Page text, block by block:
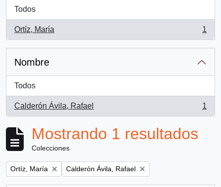
Todos
Ortíz, María
, 1 resultados
1
Nombre
Todos
Calderón Ávila, Rafael
, 1 resultados
1
Mostrando 1 resultados
Colecciones
Remove filter:
Ortíz, María Remove filter:
Calderón Ávila, Rafael